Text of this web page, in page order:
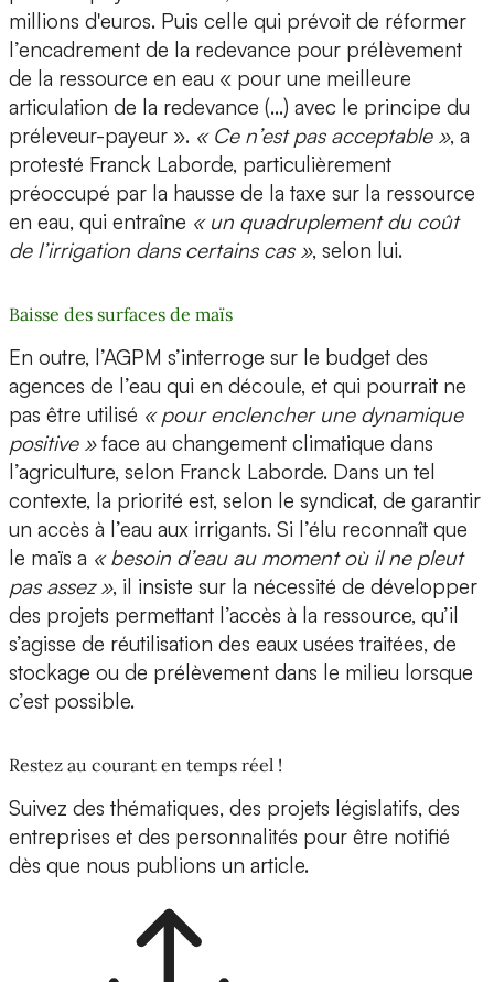
millions d'euros. Puis celle qui prévoit de réformer
l’encadrement de la redevance pour prélèvement
de la ressource en eau « pour une meilleure
articulation de la redevance (...) avec le principe du
préleveur-payeur ». « Ce n’est pas acceptable », a
protesté Franck Laborde, particulièrement
préoccupé par la hausse de la taxe sur la ressource
en eau, qui entraîne « un quadruplement du coût
de l’irrigation dans certains cas », selon lui.
Baisse des surfaces de maïs
En outre, l’AGPM s’interroge sur le budget des
agences de l’eau qui en découle, et qui pourrait ne
pas être utilisé « pour enclencher une dynamique
positive »face au changement climatique dans
l’agriculture, selon Franck Laborde. Dans un tel
contexte, la priorité est, selon le syndicat, de garantir
un accès à l’eau aux irrigants. Si l’élu reconnaît que
le maïs a « besoin d’eau au moment où il ne pleut
pas assez », il insiste sur la nécessité de développer
des projets permettant l’accès à la ressource, qu’il
s’agisse de réutilisation des eaux usées traitées, de
stockage ou de prélèvement dans le milieu lorsque
c’est possible.
Restez au courant en temps réel !
Suivez des thématiques, des projets législatifs, des
entreprises et des personnalités pour être notifié
dès que nous publions un article.